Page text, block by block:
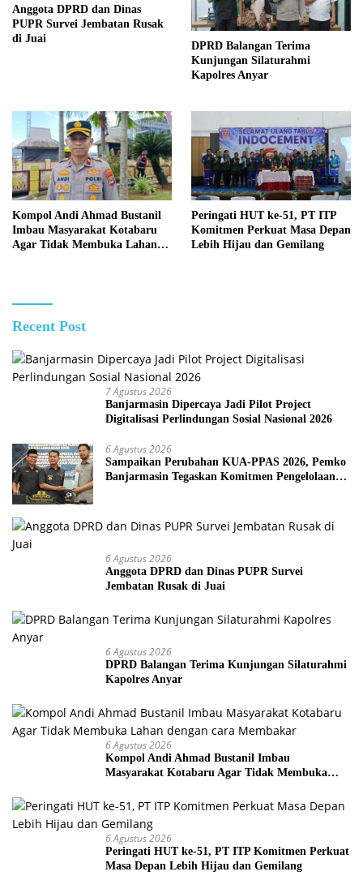
Anggota DPRD dan Dinas
PUPR Survei Jembatan Rusak
di Juai
DPRD Balangan Terima
Kunjungan Silaturahmi
Kapolres Anyar
Kompol Andi Ahmad Bustanil
Imbau Masyarakat Kotabaru
Agar Tidak Membuka Lahan
Peringati HUT ke-51, PT ITP
Komitmen Perkuat Masa Depan
Lebih Hijau dan Gemilang
Recent Post
7 Agustus 2026
Banjarmasin Dipercaya Jadi Pilot Project
Digitalisasi Perlindungan Sosial Nasional 2026
6 Agustus 2026
Sampaikan Perubahan KUA-PPAS 2026, Pemko
Banjarmasin Tegaskan Komitmen Pengelolaan
6 Agustus 2026
Anggota DPRD dan Dinas PUPR Survei
Jembatan Rusak di Juai
6 Agustus 2026
DPRD Balangan Terima Kunjungan Silaturahmi
Kapolres Anyar
6 Agustus 2026
Kompol Andi Ahmad Bustanil Imbau
Masyarakat Kotabaru Agar Tidak Membuka
6 Agustus 2026
Peringati HUT ke-51, PT ITP Komitmen Perkuat
Masa Depan Lebih Hijau dan Gemilang